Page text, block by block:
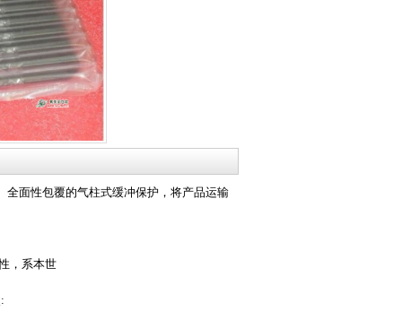
面性包覆的气柱式缓冲保护，将产品运输
，系本世
: